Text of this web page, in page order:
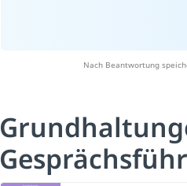
Nach Beantwortung